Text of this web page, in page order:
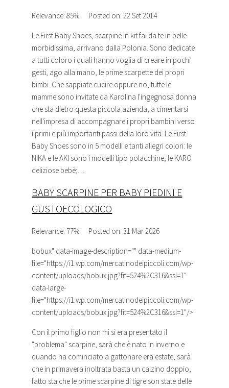
Relevance: 85% Posted on: 22 Set 2014
Le First Baby Shoes, scarpine in kit fai da te in pelle
morbidissima, arrivano dalla Polonia. Sono dedicate
a tutti coloro i quali hanno voglia di creare in pochi
gesti, ago alla mano, le prime scarpette dei propri
bimbi. Che sappiate cucire oppure no, tutte le
mamme sono invitate da Karolina l'ingegnosa donna
che sta dietro questa piccola azienda, a cimentarsi
nell'impresa di accompagnare i propri bambini verso
i primi e più importanti passi della loro vita. Le First
Baby Shoes sono in 5 modelli e tanti allegri colori: le
NIKA e le AKI sono i modelli tipo polacchine; le KARO
deliziose bebè;…
BABY SCARPINE PER BABY PIEDINI E
GUSTOECOLOGICO
Relevance: 77% Posted on: 31 Mar 2026
bobux" data-image-description="" data-medium-
file="https://i1.wp.com/mercatinodeipiccoli.com/wp-
content/uploads/bobux.jpg?fit=524%2C316&ssl=1"
data-large-
file="https://i1.wp.com/mercatinodeipiccoli.com/wp-
content/uploads/bobux.jpg?fit=524%2C316&ssl=1"/>
Con il primo figlio non mi si era presentato il
"problema" scarpine, sarà che è nato in inverno e
quando ha cominciato a gattonare era estate, sarà
che in primavera inoltrata basta un calzino doppio,
fatto sta che le prime scarpine di tigre son state delle